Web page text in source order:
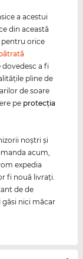
a acestui
din această
pentru orice
a fi
pline de
de soare
pe protecția
noştri şi
acum,
expedia
fi nouă livraţi.
de de
nici măcar